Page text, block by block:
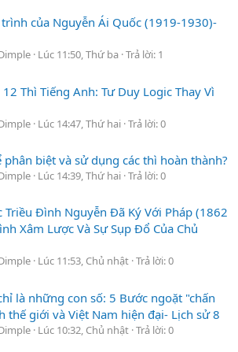
của Nguyễn Ái Quốc (1919-1930)-
Lúc 11:50, Thứ ba Trả lời: 1
Thì Tiếng Anh: Tư Duy Logic Thay Vì
Lúc 14:47, Thứ hai Trả lời: 0
phân biệt và sử dụng các thì hoàn thành?
Lúc 14:39, Thứ hai Trả lời: 0
Triều Đình Nguyễn Đã Ký Với Pháp (1862
Xâm Lược Và Sự Sụp Đổ Của Chủ
Lúc 11:53, Chủ nhật Trả lời: 0
là những con số: 5 Bước ngoặt "chấn
thế giới và Việt Nam hiện đại- Lịch sử 8
Lúc 10:32, Chủ nhật Trả lời: 0